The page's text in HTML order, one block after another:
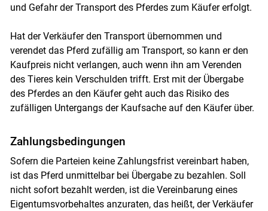
und Gefahr der Transport des Pferdes zum Käufer erfolgt.
Hat der Verkäufer den Transport übernommen und
verendet das Pferd zufällig am Transport, so kann er den
Kaufpreis nicht verlangen, auch wenn ihn am Verenden
des Tieres kein Verschulden trifft. Erst mit der Übergabe
des Pferdes an den Käufer geht auch das Risiko des
zufälligen Untergangs der Kaufsache auf den Käufer über.
Zahlungsbedingungen
Sofern die Parteien keine Zahlungsfrist vereinbart haben,
ist das Pferd unmittelbar bei Übergabe zu bezahlen. Soll
nicht sofort bezahlt werden, ist die Vereinbarung eines
Eigentumsvorbehaltes anzuraten, das heißt, der Verkäufer